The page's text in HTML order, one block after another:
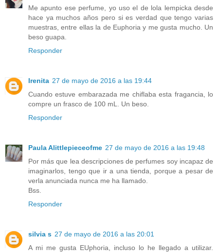
Me apunto ese perfume, yo uso el de lola lempicka desde
hace ya muchos años pero si es verdad que tengo varias
muestras, entre ellas la de Euphoria y me gusta mucho. Un
beso guapa.
Responder
Irenita 27 de mayo de 2016 a las 19:44
Cuando estuve embarazada me chiflaba esta fragancia, lo
compre un frasco de 100 mL. Un beso.
Responder
Paula Alittlepieceofme 27 de mayo de 2016 a las 19:48
Por más que lea descripciones de perfumes soy incapaz de
imaginarlos, tengo que ir a una tienda, porque a pesar de
verla anunciada nunca me ha llamado.
Bss.
Responder
silvia s 27 de mayo de 2016 a las 20:01
A mi me gusta EUphoria, incluso lo he llegado a utilizar.